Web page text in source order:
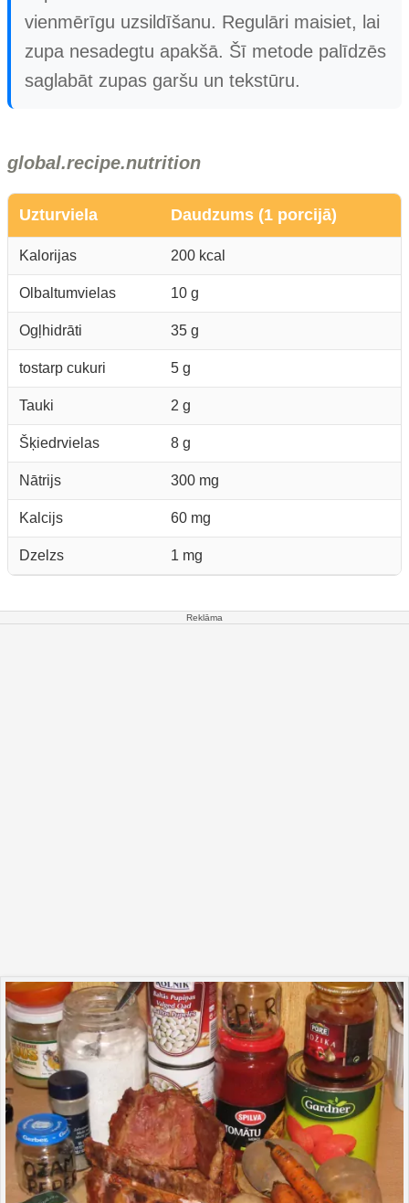
vienmērīgu uzsildīšanu. Regulāri maisiet, lai
zupa nesadegtu apakšā. Šī metode palīdzēs
saglabāt zupas garšu un tekstūru.
global.recipe.nutrition
Uzturviela Daudzums (1 porcijā)
Kalorijas 200 kcal
Olbaltumvielas 10 g
Ogļhidrāti 35 g
tostarp cukuri 5 g
Tauki 2 g
Šķiedrvielas 8 g
Nātrijs 300 mg
Kalcijs 60 mg
Dzelzs 1 mg
Reklāma